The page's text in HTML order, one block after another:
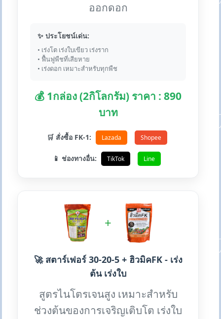
ออกดอก
✨ ประโยชน์เด่น:
• เร่งโต เร่งใบเขียว เร่งราก
• ฟื้นฟูพืชที่เสียหาย
• เร่งดอก เหมาะสำหรับทุกพืช
💰 1กล่อง (2กิโลกรัม) ราคา : 890
บาท
🛒 สั่งซื้อ FK-1: Lazada Shopee
📱 ช่องทางอื่น: TikTok Line
+
🚀 สตาร์เฟอร์ 30-20-5 + ฮิวมิคFK - เร่ง
ต้น เร่งใบ
สูตรไนโตรเจนสูง เหมาะสำหรับ
ช่วงต้นของการเจริญเติบโต เร่งใบ